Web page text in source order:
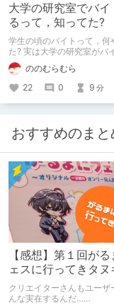
大学の研究室でバイ
るって，知ってた?
学生の頃のバイトって，何
た? 実は大学の研究室がバ
していることもあるんです
給は高めだし良い経験もで
ないよ．
ののむらむら
22
0 9 分
おすすめのまと
【感想】第１回がる
ェスに行ってきタヌ
【レポ】
クリエイターさんもユーザ
んな実在するんだ……